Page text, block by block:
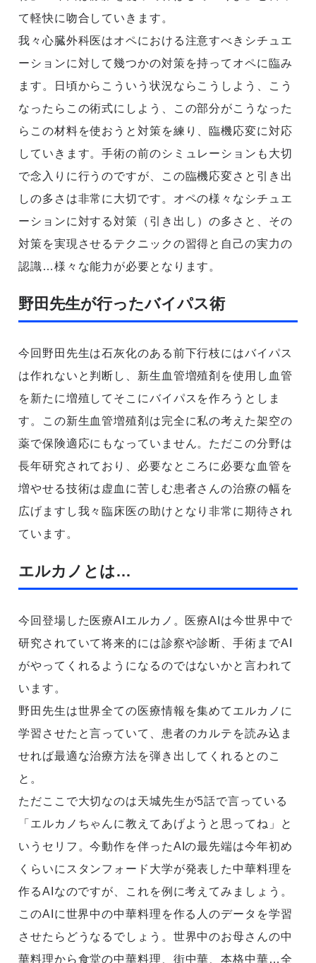
て軽快に吻合していきます。
我々心臓外科医はオペにおける注意すべきシチュエ
ーションに対して幾つかの対策を持ってオペに臨み
ます。日頃からこういう状況ならこうしよう、こう
なったらこの術式にしよう、この部分がこうなった
らこの材料を使おうと対策を練り、臨機応変に対応
していきます。手術の前のシミュレーションも大切
で念入りに行うのですが、この臨機応変さと引き出
しの多さは非常に大切です。オペの様々なシチュエ
ーションに対する対策（引き出し）の多さと、その
対策を実現させるテクニックの習得と自己の実力の
認識…様々な能力が必要となります。
野田先生が行ったバイパス術
今回野田先生は石灰化のある前下行枝にはバイパス
は作れないと判断し、新生血管増殖剤を使用し血管
を新たに増殖してそこにバイパスを作ろうとしま
す。この新生血管増殖剤は完全に私の考えた架空の
薬で保険適応にもなっていません。ただこの分野は
長年研究されており、必要なところに必要な血管を
増やせる技術は虚血に苦しむ患者さんの治療の幅を
広げますし我々臨床医の助けとなり非常に期待され
ています。
エルカノとは…
今回登場した医療AIエルカノ。医療AIは今世界中で
研究されていて将来的には診察や診断、手術までAI
がやってくれるようになるのではないかと言われて
います。
野田先生は世界全ての医療情報を集めてエルカノに
学習させたと言っていて、患者のカルテを読み込ま
せれば最適な治療方法を弾き出してくれるとのこ
と。
ただここで大切なのは天城先生が5話で言っている
「エルカノちゃんに教えてあげようと思ってね」と
いうセリフ。今動作を伴ったAIの最先端は今年初め
くらいにスタンフォード大学が発表した中華料理を
作るAIなのですが、これを例に考えてみましょう。
このAIに世界中の中華料理を作る人のデータを学習
させたらどうなるでしょう。世界中のお母さんの中
華料理から食堂の中華料理、街中華、本格中華…全